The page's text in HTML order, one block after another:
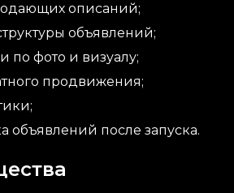
описаний;
объявлений;
по фото и визуалу;
продвижения;
объявлений после запуска.